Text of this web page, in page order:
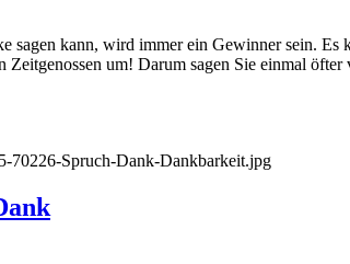
sagen kann, wird immer ein Gewinner sein.
Zeitgenossen um! Darum sagen Sie einmal